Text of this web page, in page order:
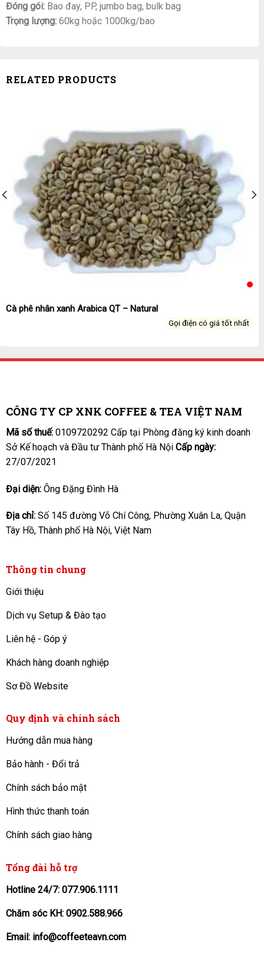
Đóng gói: Bao đay, PP, jumbo bag, bulk bag
Trọng lượng: 60kg hoặc 1000kg/bao
RELATED PRODUCTS
Cà phê nhân xanh Arabica QT – Natural
Gọi điện có giá tốt nhất
CÔNG TY CP XNK COFFEE & TEA VIỆT NAM
Mã số thuế:0109720292 Cấp tại Phòng đăng ký kinh doanh
Sở Kế hoạch và Đầu tư Thành phố Hà Nội Cấp ngày:
27/07/2021
Đại diện: Ông Đặng Đình Hà
Địa chỉ: Số 145 đường Võ Chí Công, Phường Xuân La, Quận
Tây Hồ, Thành phố Hà Nội, Việt Nam
Thông tin chung
Giới thiệu
Dịch vụ Setup & Đào tạo
Liên hệ - Góp ý
Khách hàng doanh nghiệp
Sơ Đồ Website
Quy định và chính sách
Hướng dẫn mua hàng
Bảo hành - Đổi trả
Chính sách bảo mật
Hình thức thanh toán
Chính sách giao hàng
Tổng đài hỗ trợ
Hotline 24/7: 077.906.1111
Chăm sóc KH: 0902.588.966
Email: info@coffeeteavn.com